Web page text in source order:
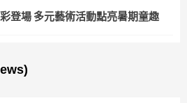
登場 多元藝術活動點亮暑期童趣